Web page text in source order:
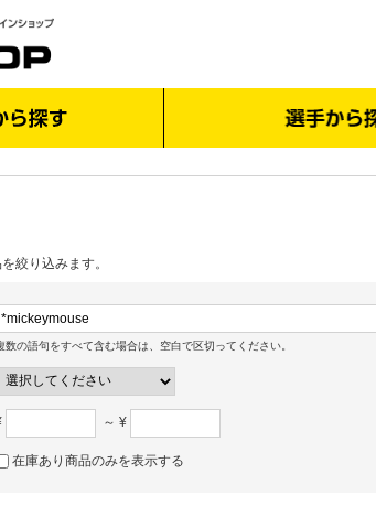
絞り込みます。
数の語句をすべて含む場合は、空白で区切ってください。
～ ¥
在庫あり商品のみを表示する